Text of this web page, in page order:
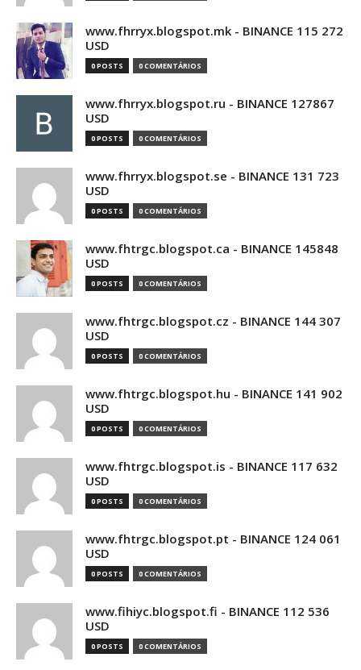
www.fhrryx.blogspot.mk - BINANCE 115 272
USD
0 POSTS 0 COMENTÁRIOS
www.fhrryx.blogspot.ru - BINANCE 127867
USD
0 POSTS 0 COMENTÁRIOS
www.fhrryx.blogspot.se - BINANCE 131 723
USD
0 POSTS 0 COMENTÁRIOS
www.fhtrgc.blogspot.ca - BINANCE 145848
USD
0 POSTS 0 COMENTÁRIOS
www.fhtrgc.blogspot.cz - BINANCE 144 307
USD
0 POSTS 0 COMENTÁRIOS
www.fhtrgc.blogspot.hu - BINANCE 141 902
USD
0 POSTS 0 COMENTÁRIOS
www.fhtrgc.blogspot.is - BINANCE 117 632
USD
0 POSTS 0 COMENTÁRIOS
www.fhtrgc.blogspot.pt - BINANCE 124 061
USD
0 POSTS 0 COMENTÁRIOS
www.fihiyc.blogspot.fi - BINANCE 112 536
USD
0 POSTS 0 COMENTÁRIOS